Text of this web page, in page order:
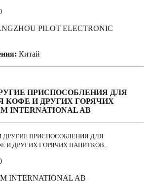
PILOT ELECTRONIC
Китай
ПРИСПОСОБЛЕНИЯ ДЛЯ
КОФЕ И ДРУГИХ ГОРЯЧИХ
INTERNATIONAL AB
ДРУГИЕ ПРИСПОСОБЛЕНИЯ ДЛЯ
И ДРУГИХ ГОРЯЧИХ НАПИТКОВ...
INTERNATIONAL AB